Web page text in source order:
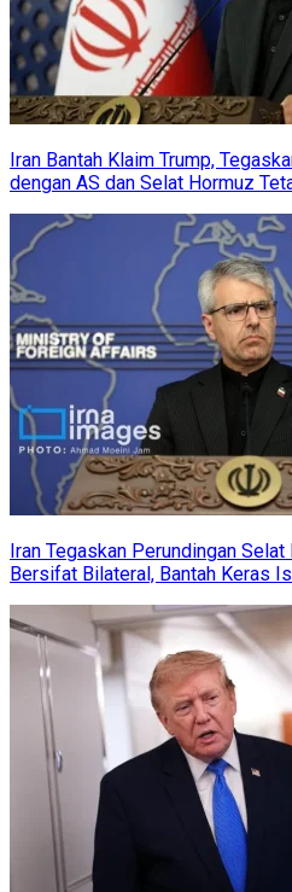
Iran Bantah Klaim Trump,
dengan AS dan Selat Hormuz
Iran Tegaskan Perundingan
Bersifat Bilateral, Bantah Keras